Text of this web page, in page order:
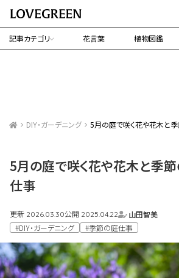
記事カテゴリ 花言葉 植物図鑑
DIY・ガーデニング 5月の庭で咲く花や花木と
5月の庭で咲く花や花木と季
仕事
更新 2026.03.30公開 2025.04.22
山田智美
#DIY・ガーデニング
#季節の庭仕事